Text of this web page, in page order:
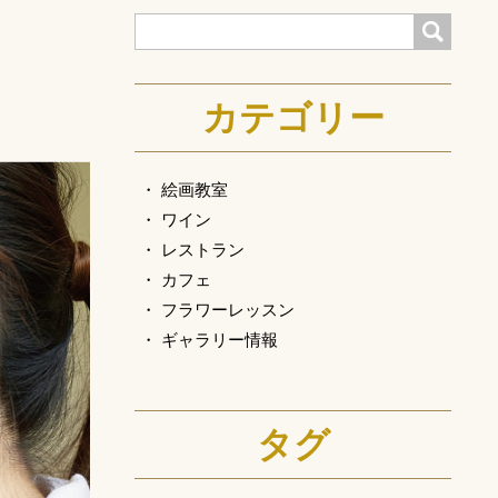
検索
カテゴリー
絵画教室
ワイン
レストラン
カフェ
フラワーレッスン
ギャラリー情報
タグ